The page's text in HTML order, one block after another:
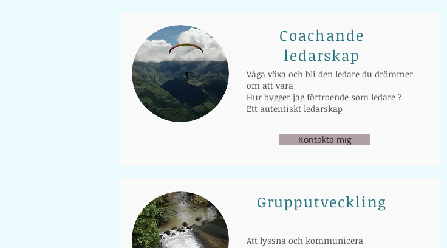
Coachande
ledarskap
Våga växa och bli den ledare du drömmer
om att vara
Hur bygger jag förtroende som ledare ?
Ett autentiskt ledarskap
Kontakta mig
Grupputveckling
Att lyssna och kommunicera